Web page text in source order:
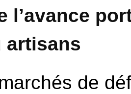
l’avance
artisans
de